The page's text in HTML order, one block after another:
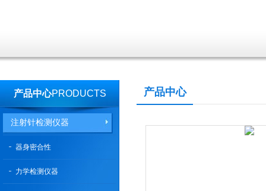
产品中心PRODUCTS
注射针检测仪器
器身密合性
力学检测仪器
产品中心